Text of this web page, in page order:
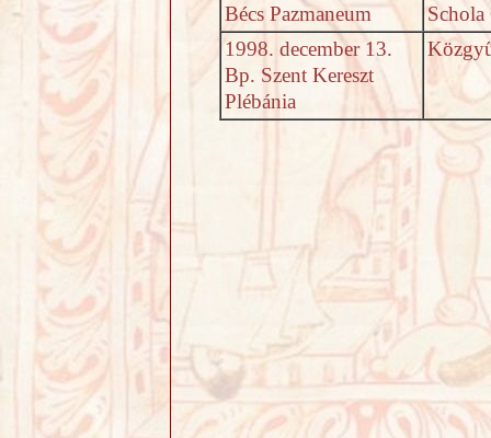
Bécs Pazmaneum
Schola
1998. december 13.
Bp. Szent Kereszt
Plébánia